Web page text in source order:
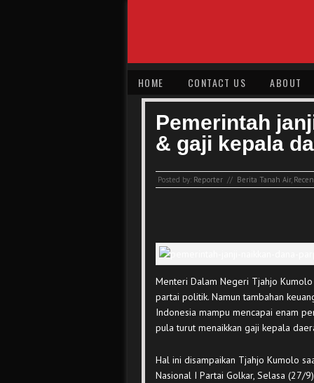
HOME CONTACT US ABOUT
Pemerintah
& gaji kepala
Posted by: Reporter // Berita Tanah Air,
Menteri Dalam Negeri Tjahjo
partai politik. Namun tambahan
Indonesia mampu mencapai enam
pula turut menaikkan gaji kepala
Hal ini disampaikan Tjahjo Kumolo
Nasional I Partai Golkar, Selasa (27/